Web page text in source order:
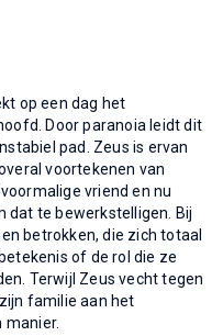
op een dag het
Door paranoia leidt dit
pad. Zeus is ervan
voortekenen van
vriend en nu
dat te bewerkstelligen. Bij
betrokken, die zich totaal
of de rol die ze
Terwijl Zeus vecht tegen
familie aan het
manier.